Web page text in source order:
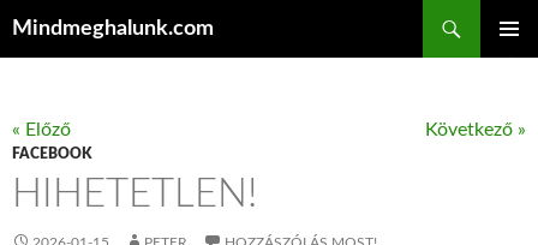
Mindmeghalunk.com
« Előző Következő »
FACEBOOK
HIHETETLEN!